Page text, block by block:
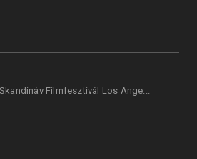
Filmfesztivál Los Ange...